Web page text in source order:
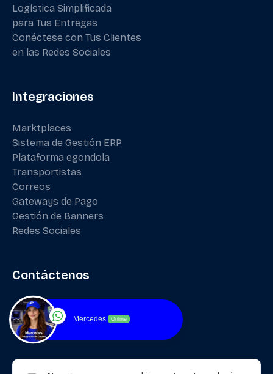
Logística Simplificada
para Tus Entregas
Conéctese con Tus Clientes
en las Redes Sociales
Integraciones
Marktplaces
Sistema de Gestión ERP
Plataforma egondola
Transportistas
Correos
Gateways de Pago
Gestión de Banners
Redes Sociales
Contáctenos
Mercedes Online